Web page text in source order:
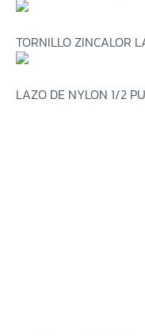
TORNILLO ZINCALOR
LAZO DE NYLON 1/2